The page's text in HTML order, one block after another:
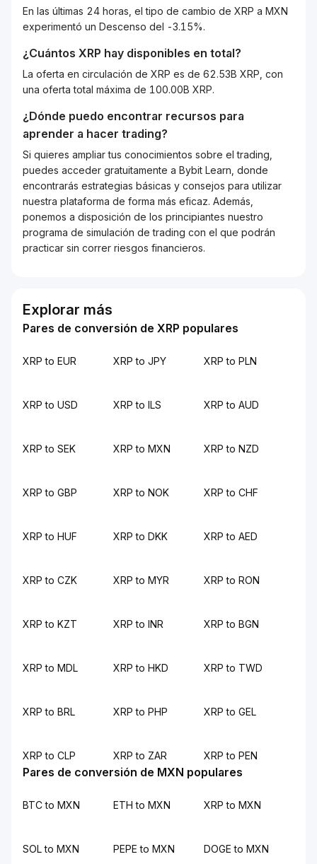
En las últimas 24 horas, el tipo de cambio de XRP a MXN
experimentó un Descenso del -3.15%.
¿Cuántos XRP hay disponibles en total?
La oferta en circulación de XRP es de 62.53B XRP, con
una oferta total máxima de 100.00B XRP.
¿Dónde puedo encontrar recursos para
aprender a hacer trading?
Si quieres ampliar tus conocimientos sobre el trading,
puedes acceder gratuitamente a Bybit Learn, donde
encontrarás estrategias básicas y consejos para utilizar
nuestra plataforma de forma más eficaz. Además,
ponemos a disposición de los principiantes nuestro
programa de simulación de trading con el que podrán
practicar sin correr riesgos financieros.
Explorar más
Pares de conversión de XRP populares
XRP to EUR XRP to JPY XRP to PLN
XRP to USD XRP to ILS XRP to AUD
XRP to SEK XRP to MXN XRP to NZD
XRP to GBP XRP to NOK XRP to CHF
XRP to HUF XRP to DKK XRP to AED
XRP to CZK XRP to MYR XRP to RON
XRP to KZT XRP to INR XRP to BGN
XRP to MDL XRP to HKD XRP to TWD
XRP to BRL XRP to PHP XRP to GEL
XRP to CLP XRP to ZAR XRP to PEN
Pares de conversión de MXN populares
BTC to MXN ETH to MXN XRP to MXN
SOL to MXN PEPE to MXN DOGE to MXN